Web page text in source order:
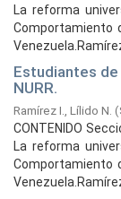
La reforma
Comportamiento
Venezuela.Ramírez
Estudiantes
NURR.
Ramírez I., Lílido N. (
CONTENIDO
La reforma
Comportamiento
Venezuela.Ramírez